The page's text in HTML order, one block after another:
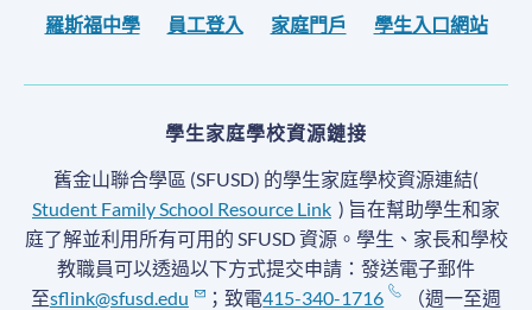
羅斯福中學 員工登入 家庭門戶 學生入口網站
學生家庭學校資源鏈接
舊金山聯合學區 (SFUSD) 的學生家庭學校資源連結(
Student Family School Resource Link ) 旨在幫助學生和家
庭了解並利用所有可用的 SFUSD 資源。學生、家長和學校
教職員可以透過以下方式提交申請：發送電子郵件
至sflink@sfusd.edu ；致電415-340-1716
（週一至週